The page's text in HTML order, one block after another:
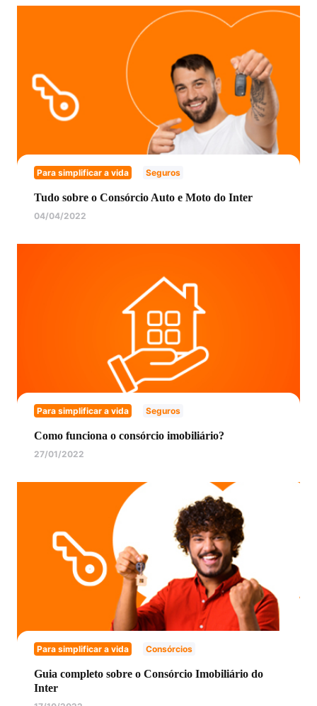
Para simplificar a vida Seguros
Tudo sobre o Consórcio Auto e Moto do Inter
04/04/2022
Para simplificar a vida Seguros
Como funciona o consórcio imobiliário?
27/01/2022
Para simplificar a vida Consórcios
Guia completo sobre o Consórcio Imobiliário do
Inter